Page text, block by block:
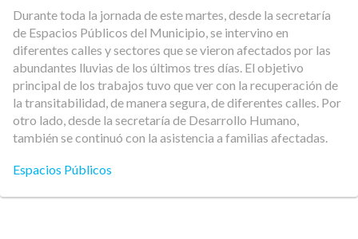
Durante toda la jornada de este martes, desde la secretaría
de Espacios Públicos del Municipio, se intervino en
diferentes calles y sectores que se vieron afectados por las
abundantes lluvias de los últimos tres días. El objetivo
principal de los trabajos tuvo que ver con la recuperación de
la transitabilidad, de manera segura, de diferentes calles. Por
otro lado, desde la secretaría de Desarrollo Humano,
también se continuó con la asistencia a familias afectadas.
Espacios Públicos